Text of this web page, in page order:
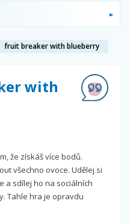
fruit breaker with blueberry
with
že získáš více bodů.
všechno ovoce. Udělej si
a sdílej ho na sociálních
Tahle hra je opravdu